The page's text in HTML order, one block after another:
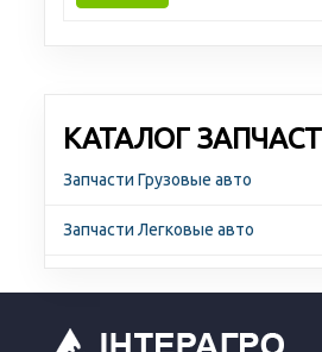
КАТАЛОГ
Запчасти Грузовые авто
Запчасти Легковые авто